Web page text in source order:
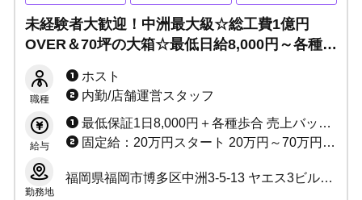
未経験者大歓迎！中洲最大級☆総工費1億円
OVER＆70坪の大箱☆最低日給8,000円～各種歩
稼げるビジョンをお見せします！
職種
ホスト
内勤/店舗運営スタッフ
給与
最低保証1日8,000円＋各種歩合 売上バック50%～最大75% ☆経験者は初月売上100%バック！
固定給：20万円スタート 20万円～70万円可能！ ※役職や能力に応じて基本給が変化致します。 ◆社会保険完備 税法上定められた所得税以外の控除はありません。
勤務地
福岡県福岡市博多区中洲3-5-13 ヤエス3ビル4階